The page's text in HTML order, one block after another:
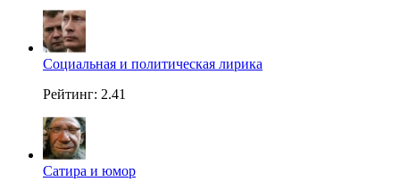
Социальная и политическая лирика
Рейтинг: 2.41
Сатира и юмор